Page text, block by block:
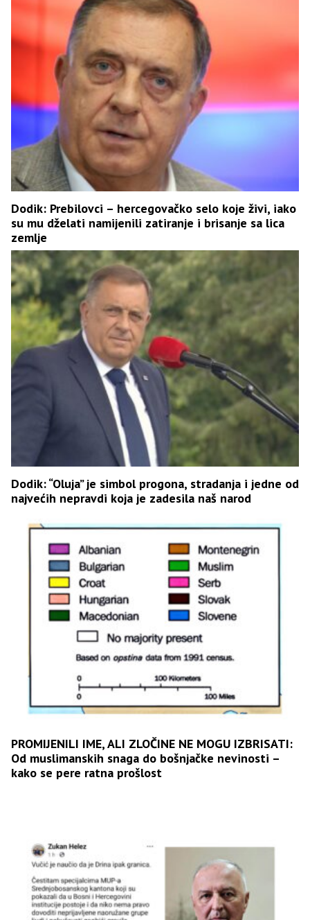
Dodik: Prebilovci – hercegovačko selo koje živi, iako
su mu dželati namijenili zatiranje i brisanje sa lica
zemlje
Dodik: “Oluja” je simbol progona, stradanja i jedne od
najvećih nepravdi koja je zadesila naš narod
PROMIJENILI IME, ALI ZLOČINE NE MOGU IZBRISATI:
Od muslimanskih snaga do bošnjačke nevinosti –
kako se pere ratna prošlost